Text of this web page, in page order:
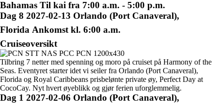
Bahamas Til kai fra 7:00 a.m. - 5:00 p.m.
Dag 8 2027-02-13 Orlando (Port Canaveral),
Florida Ankomst kl. 6:00 a.m.
Cruiseoversikt
Tilbring 7 netter med spenning og moro på cruiset på Harmony of the
Seas. Eventyret starter idet vi seiler fra Orlando (Port Canaveral),
Florida og Royal Caribbeans prisbelønte private øy, Perfect Day at
CocoCay. Nyt hvert øyeblikk og gjør ferien uforglemmelig.
Dag 1 2027-02-06 Orlando (Port Canaveral),